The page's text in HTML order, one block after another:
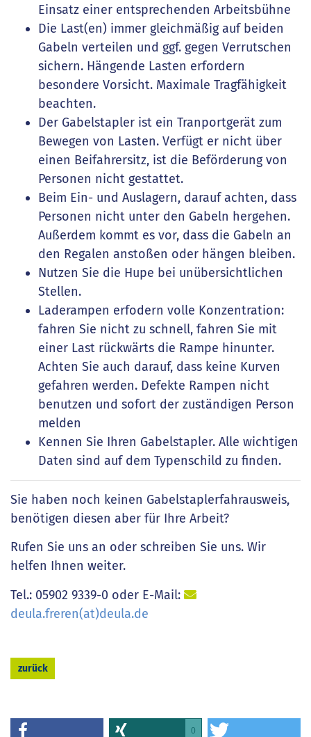
Einsatz einer entsprechenden Arbeitsbühne
Die Last(en) immer gleichmäßig auf beiden
Gabeln verteilen und ggf. gegen Verrutschen
sichern. Hängende Lasten erfordern
besondere Vorsicht. Maximale Tragfähigkeit
beachten.
Der Gabelstapler ist ein Tranportgerät zum
Bewegen von Lasten. Verfügt er nicht über
einen Beifahrersitz, ist die Beförderung von
Personen nicht gestattet.
Beim Ein- und Auslagern, darauf achten, dass
Personen nicht unter den Gabeln hergehen.
Außerdem kommt es vor, dass die Gabeln an
den Regalen anstoßen oder hängen bleiben.
Nutzen Sie die Hupe bei unübersichtlichen
Stellen.
Laderampen erfodern volle Konzentration:
fahren Sie nicht zu schnell, fahren Sie mit
einer Last rückwärts die Rampe hinunter.
Achten Sie auch darauf, dass keine Kurven
gefahren werden. Defekte Rampen nicht
benutzen und sofort der zuständigen Person
melden
Kennen Sie Ihren Gabelstapler. Alle wichtigen
Daten sind auf dem Typenschild zu finden.
Sie haben noch keinen Gabelstaplerfahrausweis,
benötigen diesen aber für Ihre Arbeit?
Rufen Sie uns an oder schreiben Sie uns. Wir
helfen Ihnen weiter.
Tel.: 05902 9339-0 oder E-Mail:
deula.freren(at)deula.de
zurück
0